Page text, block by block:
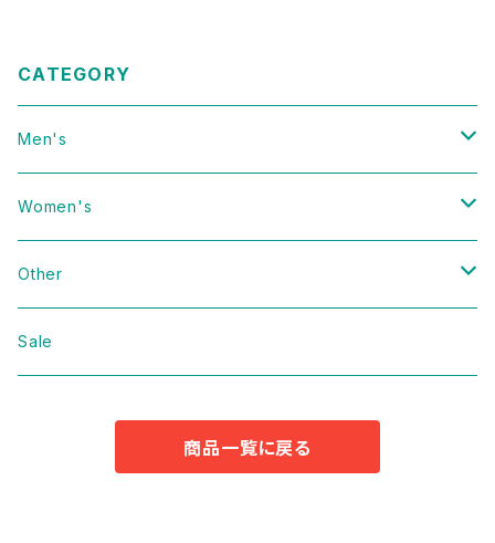
CATEGORY
Men's
Vintage
Domestic
Jacket
Women's
Vintage
Domestic
Other
bag
Accessories
Sale
商品一覧に戻る